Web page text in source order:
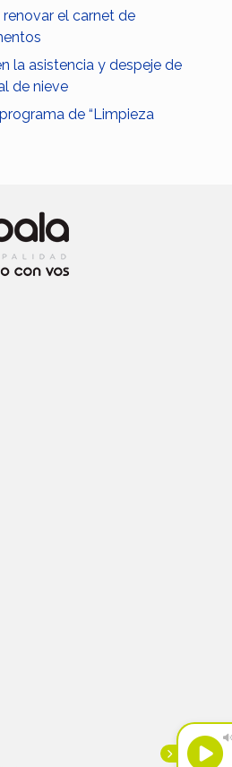
el carnet de
la asistencia y despeje de
de nieve
de “Limpieza